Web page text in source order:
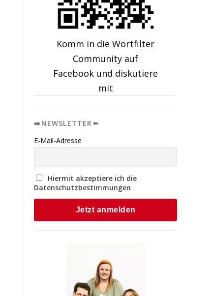
Komm in die Wortfilter
Community auf
Facebook und diskutiere
mit
➡️NEWSLETTER⬅️
E-Mail-Adresse
Hiermit akzeptiere ich die
Datenschutzbestimmungen